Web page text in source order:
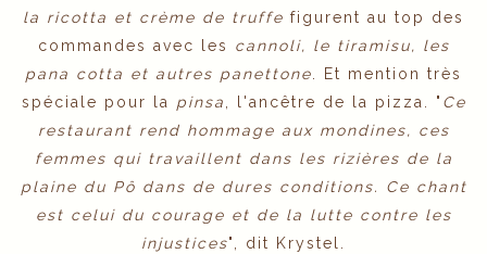
la ricotta et crème de truffe figurent au top des
commandes avec les cannoli, le tiramisu, les
pana cotta et autres panettone. Et mention très
spéciale pour la pinsa, l'ancêtre de la pizza. " Ce
restaurant rend hommage aux mondines, ces
femmes qui travaillent dans les rizières de la
plaine du Pô dans de dures conditions. Ce chant
est celui du courage et de la lutte contre les
injustices", dit Krystel.